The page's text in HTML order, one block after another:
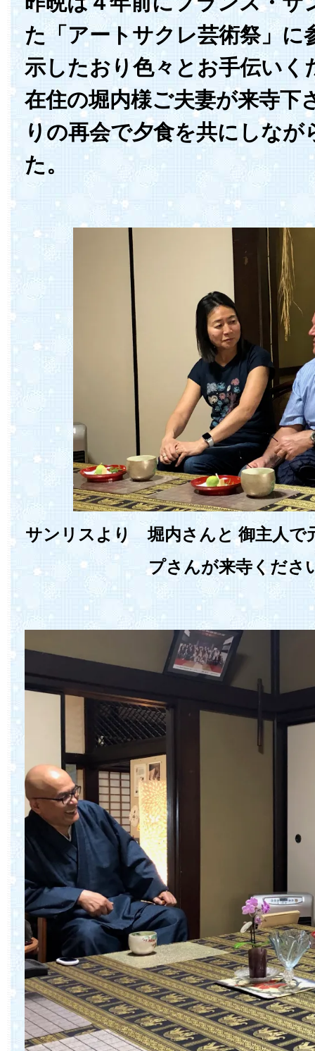
た「アートサクレ芸術祭」に
示したおり色々とお手伝いく
在住の堀内様ご夫妻が来寺下
りの再会で夕食を共にしな
た。
サンリスより 堀内さんと 御主人で
プさんが来寺くださ